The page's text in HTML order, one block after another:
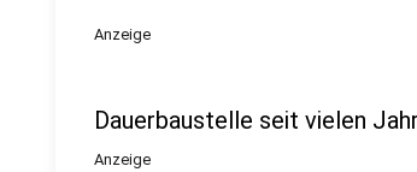
Anzeige
Dauerbaustelle seit vielen
Anzeige